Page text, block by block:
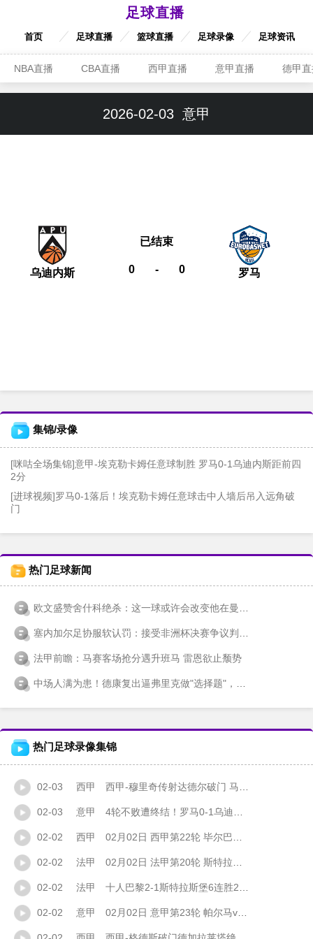
足球直播
首页 足球直播 篮球直播 足球录像 足球资讯
NBA直播 CBA直播 西甲直播 意甲直播 德甲
2026-02-03 意甲
乌迪内斯 0 - 0
已结束
罗马
集锦/录像
[咪咕全场集锦]意甲-埃克勒卡姆任意球制胜 罗马0-1乌迪内斯距前四
2分
[进球视频]罗马0-1落后！埃克勒卡姆任意球击中人墙后吊入远角破
门
热门足球新闻
欧文盛赞舍什科绝杀：这一球或许会改变他在曼联的命运
塞内加尔足协服软认罚：接受非洲杯决赛争议判罚 放弃上诉权利
法甲前瞻：马赛客场抢分遇升班马 雷恩欲止颓势
中场人满为患！德康复出逼弗里克做"选择题"，巴萨主帅这次要挠头了
热门足球录像集锦
02-03 西甲 西甲-穆里奇传射达德尔破门 马洛卡4-1塞维利亚
02-03 意甲 4轮不败遭终结！罗马0-1乌迪内斯距前四2分 埃克勒卡姆任意球制胜
02-02 西甲 02月02日 西甲第22轮 毕尔巴鄂竞技vs皇家社会 全场录像
02-02 法甲 02月02日 法甲第20轮 斯特拉斯堡vs巴黎圣日耳曼 全场录像
02-02 法甲 十人巴黎2-1斯特拉斯堡6连胜2分优势领跑 门德斯破门阿什拉夫染红
02-02 意甲 02月02日 意甲第23轮 帕尔马vs尤文图斯 全场录像